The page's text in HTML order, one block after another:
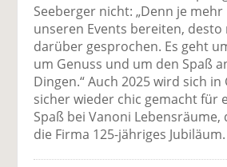
Seeberger nicht: „Denn je
unseren Events bereiten,
darüber gesprochen. Es geht
um Genuss und um den Spaß
Dingen.“ Auch 2025 wird sich
sicher wieder chic gemacht für
Spaß bei Vanoni Lebensräume,
die Firma 125-jähriges Jubiläum.